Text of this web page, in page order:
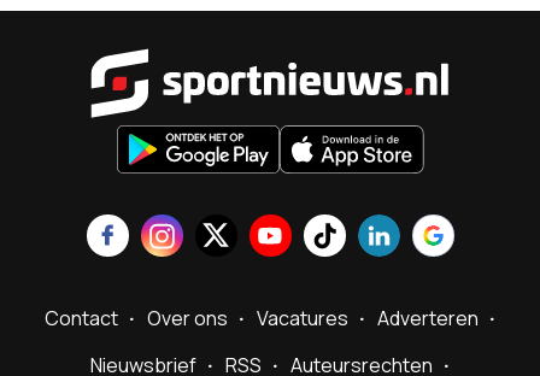
Contact Over ons Vacatures
Adverteren
Nieuwsbrief
RSS Auteursrechten